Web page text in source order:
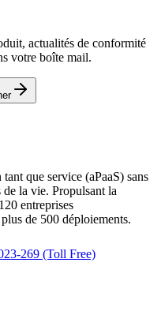
actualités de conformité
votre boîte mail.
que service (aPaaS) sans
la vie. Propulsant la
entreprises
de 500 déploiements.
269 (Toll Free)